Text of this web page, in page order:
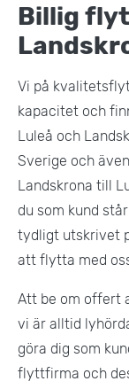
Billig
Vi på
kapacitet och
Luleå och
Sverige och
Landskrona till
du som kund
tydligt utskrivet
att flytta med
Att be om offert
vi är alltid
göra dig som
flyttfirma och